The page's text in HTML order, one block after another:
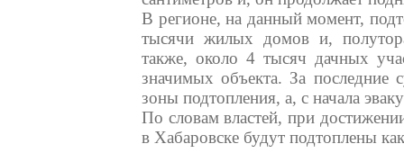
В регионе, на данный момент,
тысячи жилых домов и,
также, около 4 тысяч дачных
значимых объекта. За последние
зоны подтопления, а, с начала
По словам властей, при
в Хабаровске будут подтоплены